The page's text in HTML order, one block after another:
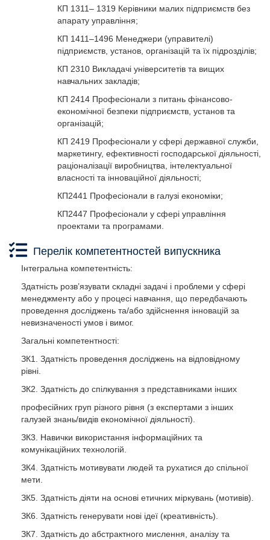
економічної ефективності в менеджменті); методи
менеджменту (адміністративні, економічні, соціально-
управлінських рішень (економічний аналіз, імітаційне
моделювання, дерево рішень).
Інструменти та обладнання:
інформаційні системи та програмні продукти, що
застосовуються в менеджменті.
Спеціальна освіта з менеджменту, спрямована на
підготовку професіоналів з акцентом на набуття
компетентностей з розв’язання складних спеціалізованих
завдань та практичних проблем у галузі професійної
та методів менеджменту, спрямовані на розробку,
впровадження, підтримку системи управління організаціями
з метою активізації змін та досягнення стратегічних цілей
суб’єкта господарювання.
Ключові слова: менеджмент, управлінські рішення,
технології, інструменти та методи менеджменту організацій.
Особливістю програми є надання здобувачам можливостей
поглиблювати теоретичні знання та набувати практичних
фахом у роботодавців. Успішне опанування програми
спрямоване на формування професійної компетентності
задля успішного кар’єрного зростання випускників.
менеджменту соціально-орієнтованих та інклюзивних
проєктів, менеджменту змін в непередбачуваних умовах,
фандрайзингу.
Здобувачі вищої освіти за цією освітньою програмою мають
академічної мобільності (тривалістю 1 або 2 семестри), яка
реалізується англійською, німецькою, польською,
КП 1311– 1319 Керівники малих підприємств без
апарату управління;
КП 1411–1496 Менеджери (управителі)
підприємств, установ, організацій та їх підрозділів;
КП 2310 Викладачі університетів та вищих
навчальних закладів;
КП 2414 Професіонали з питань фінансово-
економічної безпеки підприємств, установ та
організацій;
КП 2419 Професіонали у сфері державної служби,
маркетингу, ефективності господарської діяльності,
раціоналізації виробництва, інтелектуальної
власності та інноваційної діяльності;
КП2441 Професіонали в галузі економіки;
КП2447 Професіонали у сфері управління
проектами та програмами.
Перелік компетентностей випускника
Інтегральна компетентність:
Здатність розв’язувати складні задачі і проблеми у сфері
менеджменту або у процесі навчання, що передбачають
проведення досліджень та/або здійснення інновацій за
невизначеності умов і вимог.
Загальні компетентності:
ЗК1. Здатність проведення досліджень на відповідному
рівні.
ЗК2. Здатність до спілкування з представниками інших
професійних груп різного рівня (з експертами з інших
галузей знань/видів економічної діяльності).
ЗК3. Навички використання інформаційних та
комунікаційних технологій.
ЗК4. Здатність мотивувати людей та рухатися до спільної
мети.
ЗК5. Здатність діяти на основі етичних міркувань (мотивів).
ЗК6. Здатність генерувати нові ідеї (креативність).
ЗК7. Здатність до абстрактного мислення, аналізу та